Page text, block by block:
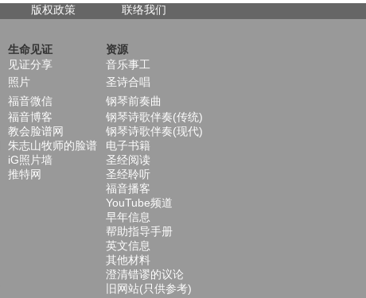
版权政策 联络我们
生命见证
资源
见证分享
音乐事工
照片
圣诗合唱
福音微信
钢琴前奏曲
福音博客
钢琴诗歌伴奏(传统)
教会脸谱网
钢琴诗歌伴奏(现代)
朱志山牧师的脸谱
电子书籍
iG照片墙
圣经阅读
推特网
圣经聆听
福音播客
YouTube频道
早年信息
帮助指导手册
英文信息
其他材料
澄清错谬的议论
旧网站(只供参考)